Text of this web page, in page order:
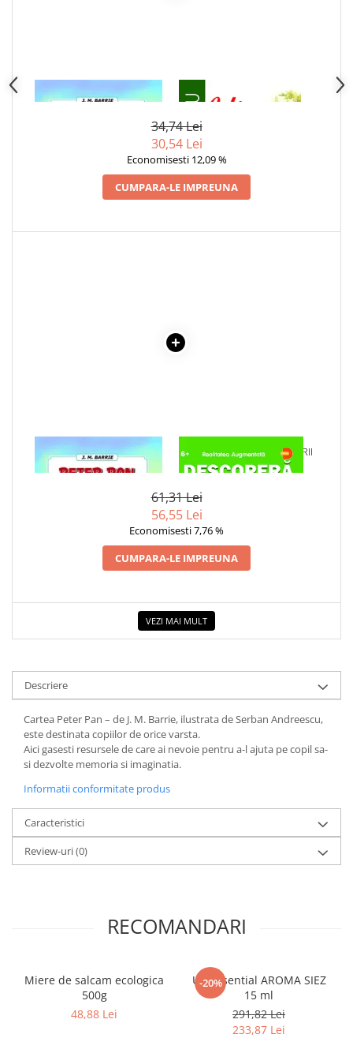
1 x PETER PAN 1 x ULITA COPILARIEI
34,74 Lei
30,54 Lei
Economisesti 12,09 %
CUMPARA-LE IMPREUNA
1 x PETER PAN
1 x DESCOPERA DINOZAURII
IN 4D
61,31 Lei
56,55 Lei
Economisesti 7,76 %
CUMPARA-LE IMPREUNA
VEZI MAI MULT
Descriere
Cartea Peter Pan – de J. M. Barrie, ilustrata de Serban Andreescu,
este destinata copiilor de orice varsta.
Aici gasesti resursele de care ai nevoie pentru a-l ajuta pe copil sa-
si dezvolte memoria si imaginatia.
Informatii conformitate produs
Caracteristici
Review-uri(0)
RECOMANDARI
Miere de salcam ecologica
500g
48,88 Lei
-20%
Ulei Esential AROMA SIEZ
15 ml
291,82 Lei
233,87 Lei